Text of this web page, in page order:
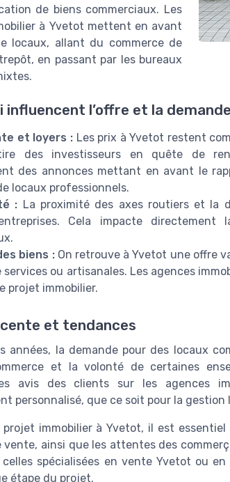
de biens commerciaux. Les
à Yvetot mettent en avant
locaux, allant du commerce de
en passant par les bureaux
influencent l’offre et la demande
et loyers :Les prix à Yvetot restent
des investisseurs en quête de
des annonces mettant en avant le
locaux professionnels.
: La proximité des axes routiers et la
Cela impacte
biens :On retrouve à Yvetot une offre
ou artisanales. Les agences
projet immobilier.
et tendances
années, la demande pour des locaux
et la volonté de certaines
avis des clients sur les agences
personnalisé, que ce soit pour la
projet immobilier à Yvetot, il est
vente, ainsi que les attentes des
celles spécialisées en vente Yvetot ou
étape du projet.